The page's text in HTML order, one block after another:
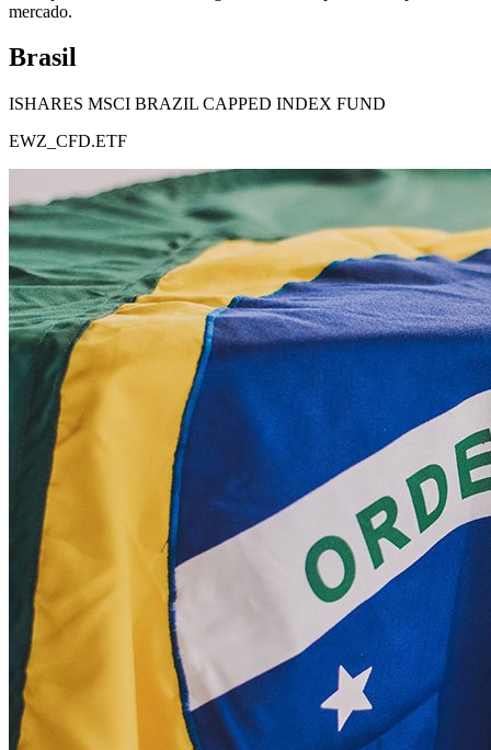
mercado.
Brasil
ISHARES MSCI BRAZIL CAPPED INDEX FUND
EWZ_CFD.ETF